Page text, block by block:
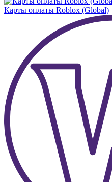
Карты оплаты Roblox (Global)